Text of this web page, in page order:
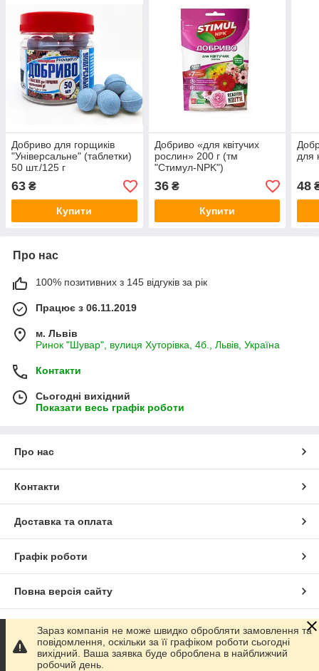
Добриво для горщиків
"Універсальне" (таблетки)
50 шт./125 г
63 ₴
Купити
Добриво «для квітучих
рослин» 200 г (тм
"Стимул-NPK")
36₴
Купити
для
48
Про нас
100% позитивних з 145 відгуків за рік
Працює з 06.11.2019
м. Львів
Ринок "Шувар", вулиця Хуторівка, 4б., Львів, Україна
Контакти
Сьогодні вихідний
Показати весь графік роботи
Про нас
Контакти
Доставка та оплата
Графік роботи
Повна версія сайту
Сайт створено на маркетплейсіProm.ua
Політика конфіденційності
Зараз компанія не може швидко обробляти замовлення та
повідомлення, оскільки за її графіком роботи сьогодні
вихідний. Ваша заявка буде оброблена в найближчий
робочий день.